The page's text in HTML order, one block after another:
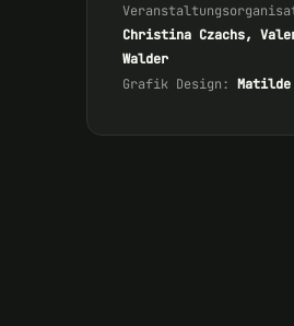
Christina Czachs,
Walder
Grafik Design: